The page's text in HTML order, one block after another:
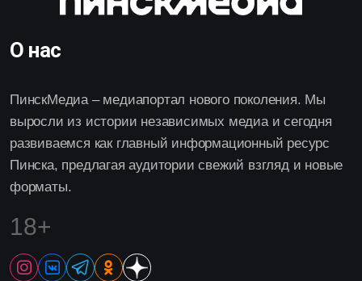
О нас
ПинскМедиа – медиапортал нового поколения. Мы
выросли из истории независимых медиа и сегодня
развиваемся как главный информационный ресурс
Пинска, предлагая аудитории свежий взгляд и новые
форматы.
18+